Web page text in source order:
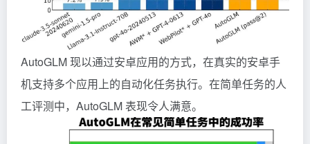
AutoGLM 现以通过安卓应用的方式，在真实的安卓手
机支持多个应用上的自动化任务执行。在简单任务的人
工评测中，AutoGLM 表现令人满意。